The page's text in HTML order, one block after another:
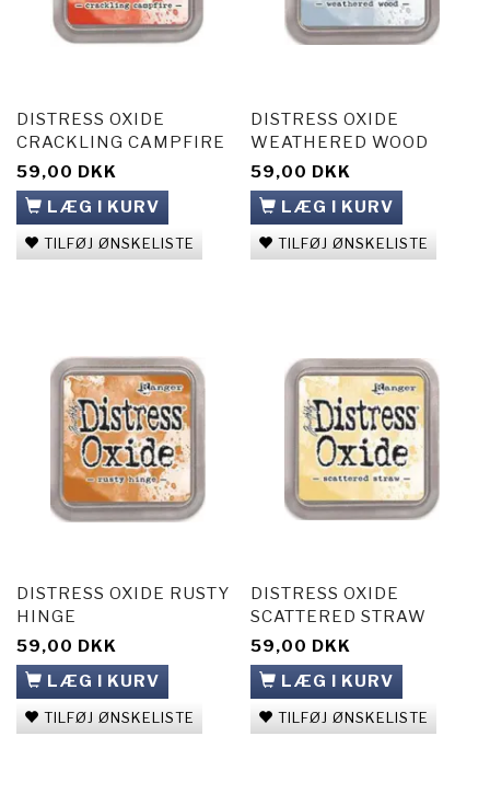
DISTRESS OXIDE
CRACKLING CAMPFIRE
59,00 DKK
LÆG I KURV
TILFØJ ØNSKELISTE
DISTRESS OXIDE
WEATHERED WOOD
59,00 DKK
LÆG I KURV
TILFØJ ØNSKELISTE
DISTRESS OXIDE RUSTY
HINGE
59,00 DKK
LÆG I KURV
TILFØJ ØNSKELISTE
DISTRESS OXIDE
SCATTERED STRAW
59,00 DKK
LÆG I KURV
TILFØJ ØNSKELISTE